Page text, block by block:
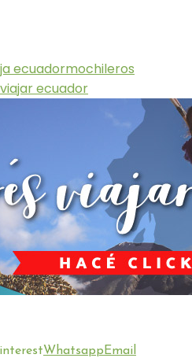
ecuadormochileros
viajar ecuador
Whatsapp Email